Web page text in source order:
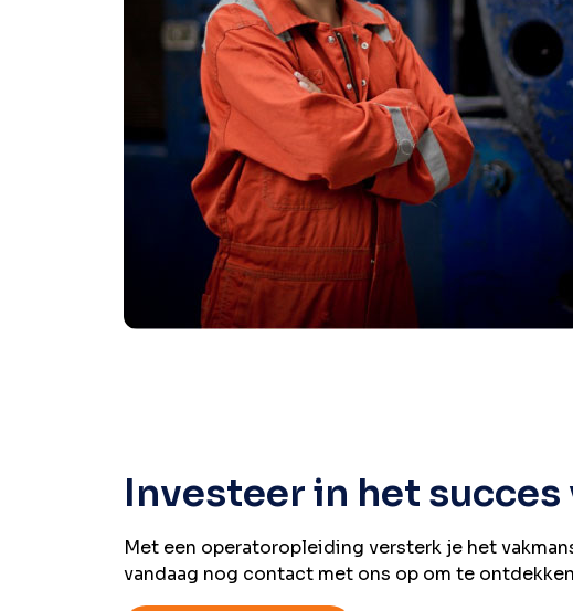
Investeer in het
Met een operatoropleiding versterk je het
vandaag nog contact met ons op om te